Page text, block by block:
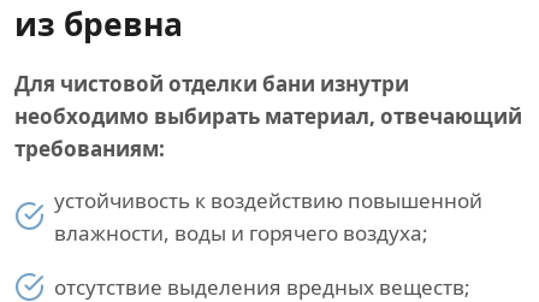
из бревна
Для чистовой отделки бани изнутри
необходимо выбирать материал, отвечающий
требованиям:
устойчивость к воздействию повышенной
влажности, воды и горячего воздуха;
отсутствие выделения вредных веществ;